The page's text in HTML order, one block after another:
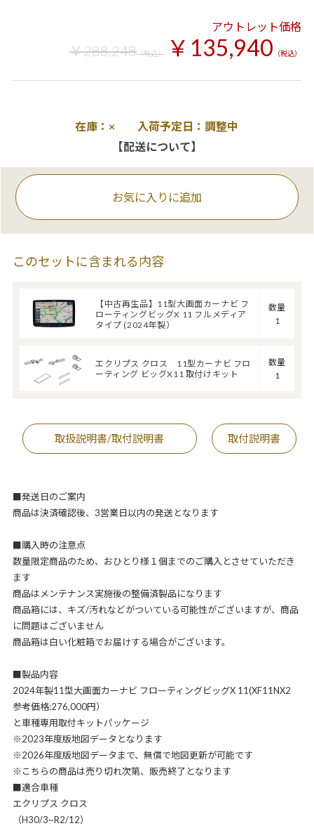
アウトレット価格
￥288,248（税込） ￥135,940 （税込）
在庫：× 入荷予定日：調整中
【配送について】
お気に入りに追加
このセットに含まれる内容
【中古再生品】11型大画面カーナビ フ
ローティングビッグX 11 フルメディア
タイプ (2024年製）
数量
1
エクリプス クロス 11型カーナビ フロ
ーティング ビッグX11 取付けキット
数量
1
取扱説明書/取付説明書 取付説明書
■発送日のご案内
商品は決済確認後、3営業日以内の発送となります
■購入時の注意点
数量限定商品のため、おひとり様１個までのご購入とさせていただき
ます
商品はメンテナンス実施後の整備済製品になります
商品箱には、キズ/汚れなどがついている可能性がございますが、商品
に問題はございません
商品箱は白い化粧箱でお届けする場合がございます。
■製品内容
2024年製11型大画面カーナビ フローティングビッグX 11(XF11NX2
参考価格:276,000円）
と車種専用取付キットパッケージ
※2023年度版地図データとなります
※2026年度版地図データまで、無償で地図更新が可能です
※こちらの商品は売り切れ次第、販売終了となります
■適合車種
エクリプス クロス
（H30/3~R2/12）